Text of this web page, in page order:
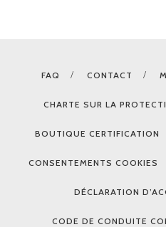
FAQ CONTACT
CHARTE SUR LA
BOUTIQUE CERTIFICATION
CONSENTEMENTS COOKIES
DÉCLARATION
CODE DE CONDUITE